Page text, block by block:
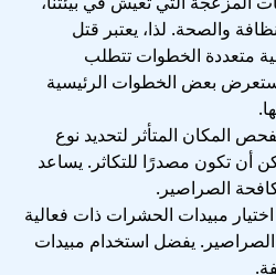
والصحة. لذا، يعتبر قتل
متعددة الخطوات تتطلب
بعض الخطوات الرئيسية
المكان المتأثر لتحديد نوع
أن تكون مصدرًا للتكاثر. يساعد
الصراصير.
اختيار مبيدات الحشرات ذات فعالية
يفضل استخدام مبيدات